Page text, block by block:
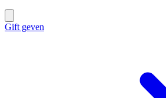
Gift geven